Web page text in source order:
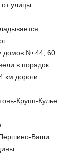
от улицы
домов № 44, 60
в порядок
км дороги
Крупп-Кулье
Першино-Ваши